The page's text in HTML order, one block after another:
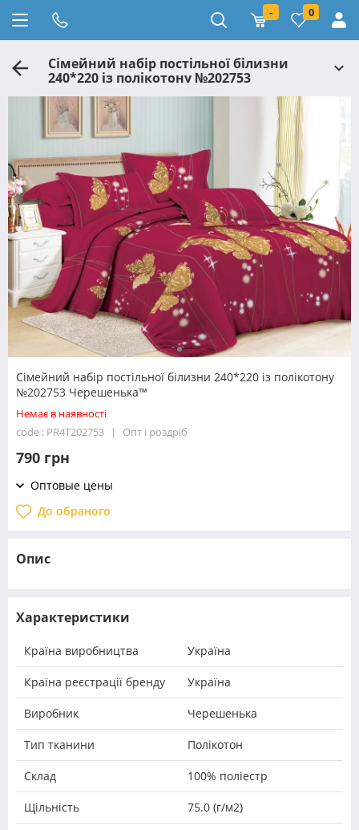
- 0
Сімейний набір постільної білизни
240*220 із полікотону №202753
Черешенька™
Сімейний набір постільної білизни 240*220 із полікотону
№202753 Черешенька™
Немає в наявності
code : PR4T202753
Опт і роздріб
790 грн
Оптовые цены
До обраного
Опис
Характеристики
Країна виробництва Україна
Країна реєстрації бренду Україна
Виробник Черешенька
Тип тканини Полікотон
Склад 100% поліестр
Щільність 75.0 (г/м2)